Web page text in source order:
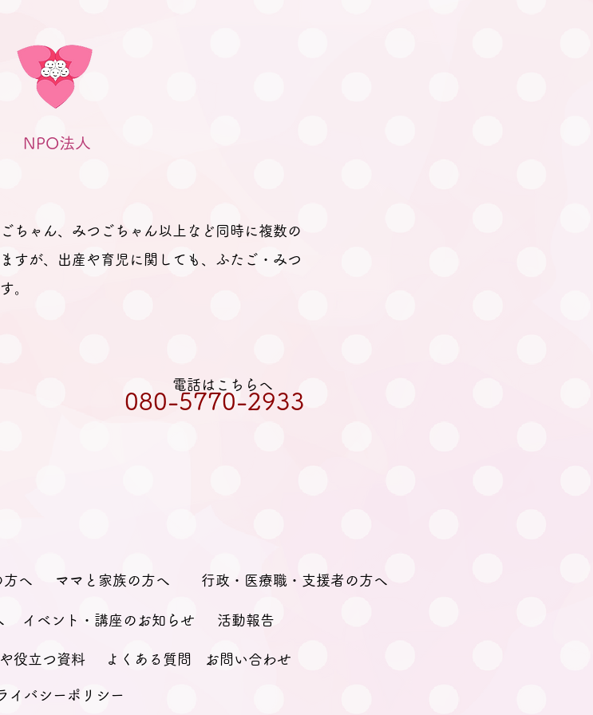
？」と尋ねても、ふた
ましてや初めての妊娠
ないことが分からな
お返事。 そのため、
NPO法人
ちゃん、みつごちゃん以上など同時に複数の
すが、出産や育児に関しても、ふたご・みつ
。
電話はこちらへ
080-5770-2933
方へ ママと家族の方へ 行政・医療職・支援者の方へ
イベント・講座のお知らせ 活動報告
役立つ資料 よくある質問 お問い合わせ
イバシーポリシー